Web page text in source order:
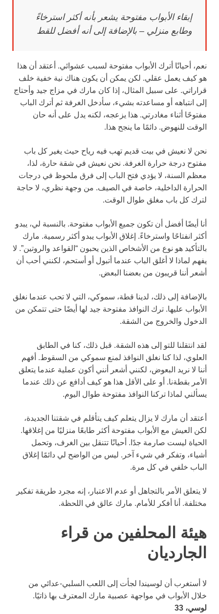
إبقاء الأبواب مفتوحة يشعر بأنه أكثر استرخاءً
وطابع منزلي – بالإضافة إلى أنه أفضل للقط
نعم، أحيانًا أترك الأبواب مفتوحة لسبب عشوائي. أعتقد أن هذا
هو كيف يعمل عقلي. لكن يمكن أن يكون هناك نية خفية خلف
قراراتي. على سبيل المثال، إذا كان مارك في مزاج جيد وأحتاج
إلى انتباهه أو مساعدته بشيء، سأدخل الغرفة ثم أترك الباب
مفتوحًا أثناء مغادرتي. هذا يزعجه، لكنه يدل على أنه حان
الوقت للنهوض. دائمًا ما ينجح هذا.
نحن لا نعيش في بيت قديم تهب فيه رياح حيث يغير كل باب
مفتوح درجة حرارة الغرفة. نحن نعيش في شقة حارة، لذا،
معظم السنة، لا يؤدي فتح الباب إلى فرق ملحوظ في درجات
الحرارة الداخلية، خاصة في الصيف. من وجهة نظري، لا حاجة
لترك كل باب مغلق طوال الوقت.
أنا أيضًا أفضل أن تكون جميع الأبواب مفتوحة. بالنسبة لي، يبدو
أكثر انفتاحًا واسترخاءً. إغلاق الأبواب يبدو أكثر رسمية. مارك
بالتأكيد هو نوع من الأشخاص الذين يحبون “القواعد والروتين”. لا
يفهم لماذا لا أغلق الباب عندما أتبول أو أستحم، لكنني أحب أن
أشعر أننا قريبون من بعضنا البعض.
بالإضافة إلى ذلك، لدينا قطة، سموكي، التي لا تحب عندما نغلق
الأبواب عليها. ترك النوافذ مفتوحة جيد لها أيضًا حتى تتمكن من
الدخول والخروج من الشقة.
لقد انتقلنا للتو إلى هذه الشقة. قبل ذلك، كنا في الطابق
العلوي، لذا كنا نغلق النوافذ لمنع سموكي من السقوط. أفهم
أننا لا نريد البعوض، لكنني أشعر أنني أكون عملية عندما يتعلق
الأمر بقطةنا. أو على الأقل هذا هو كيف أدافع عن ذلك عندما
يسألني لماذا تركنا النوافذ مفتوحة طوال اليوم.
أعتقد أن مارك لا يزال يتعلم كيف يتأقلم في شقتنا الجديدة،
لكن العيش مع الأبواب مفتوحة أكثر طابعًا منزليًا من إغلاقها.
الحياة ليست صارمة جدًا. أحيانًا تتنقل بين الغرف، وتحمل
أشياء، وتفكر في شيء آخر. ليس من الواضح لي دائمًا إغلاق
الباب خلفي في كل مرة.
لا يتعلق الأمر بالتجاهل أو عدم الاعتبار، إنه مجرد طريقة تفكير
مختلفة. أنا أفكر للأمام. مارك عالق في اللحظة.
هيئة المحلفين من قراء
الجارديان
لا أستغرب أن لوسيندا لجأت إلى اللعب السلبي-عدائي من
خلال الأبواب في مواجهة عصبية مارك المعترف بها ذاتيًا.
لوسي، 33